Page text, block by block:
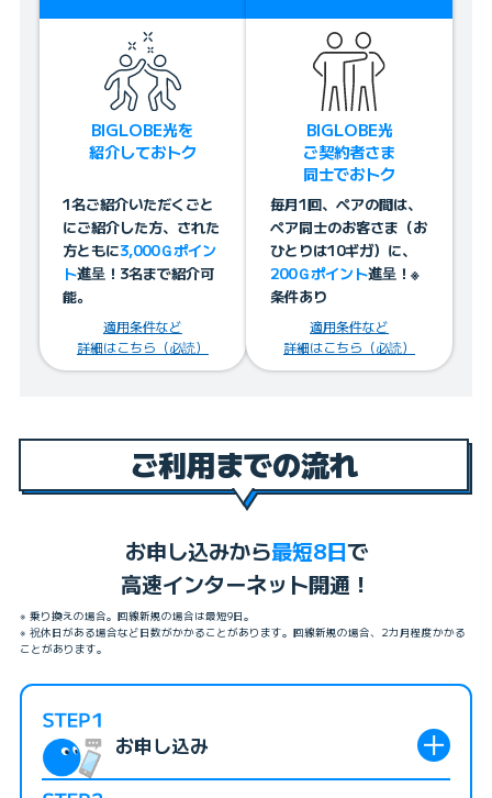
BIGLOBE光を
紹介しておトク
1名ご紹介いただくごと
にご紹介した方、された
方ともに3,000Ｇポイン
ト進呈！3名まで紹介可
能。
適用条件など
詳細はこちら（必読）
BIGLOBE光
ご契約者さま
同士でおトク
毎月1回、ペアの間は、
ペア同士のお客さま（お
ひとりは10ギガ）に、
200Ｇポイント進呈！※
条件あり
適用条件など
詳細はこちら（必読）
ご利用までの流れ
お申し込みから最短8日で
高速インターネット開通！
※ 乗り換えの場合。回線新規の場合は最短9日。
※ 祝休日がある場合など日数がかかることがあります。回線新規の場合、2カ月程度かかる
ことがあります。
お申し込み